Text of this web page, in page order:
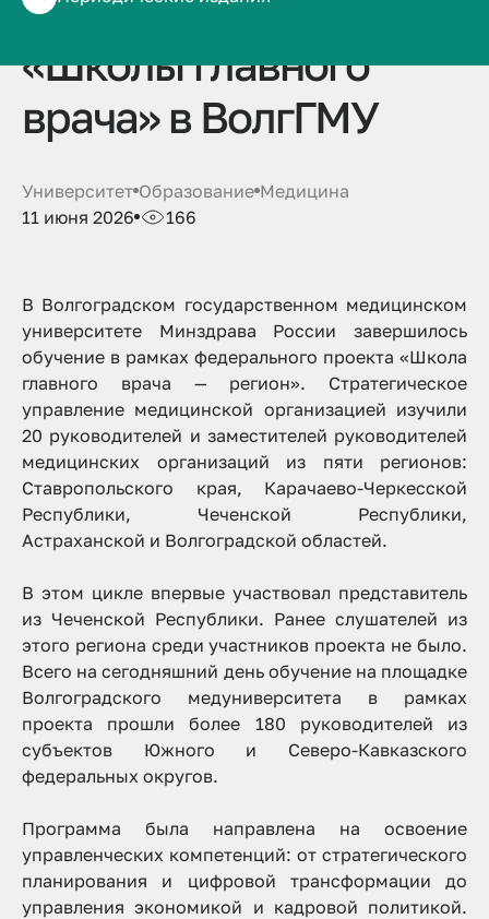
очередном цикле
«Школы главного
врача» в ВолгГМУ
Университет Образование Медицина
11 июня 2026
166
В Волгоградском государственном медицинском
университете Минздрава России завершилось
обучение в рамках федерального проекта «Школа
главного врача — регион». Стратегическое
управление медицинской организацией изучили
20 руководителей и заместителей руководителей
медицинских организаций из пяти регионов:
Ставропольского края, Карачаево-Черкесской
Республики, Чеченской Республики,
Астраханской и Волгоградской областей.
В этом цикле впервые участвовал представитель
из Чеченской Республики. Ранее слушателей из
этого региона среди участников проекта не было.
Всего на сегодняшний день обучение на площадке
Волгоградского медуниверситета в рамках
проекта прошли более 180 руководителей из
субъектов Южного и Северо-Кавказского
федеральных округов.
Программа была направлена на освоение
управленческих компетенций: от стратегического
планирования и цифровой трансформации до
управления экономикой и кадровой политикой.